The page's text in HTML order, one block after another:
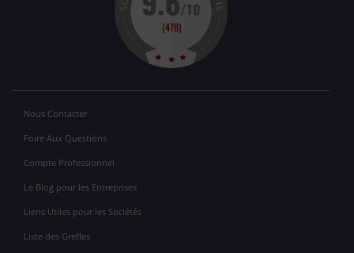
Nous Contacter
Foire Aux Questions
Compte Professionnel
Le Blog pour les Entreprises
Liens Utiles pour les Sociétés
Liste des Greffes